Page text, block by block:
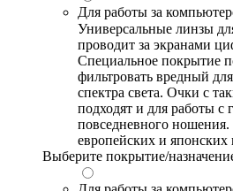
Для работы за
Универсальные линзы
проводит за экранами
Специальное покрытие
фильтровать вредный
спектра света. Очки с
подходят и для работы с
повседневного
европейских и японских
Выберите покрытие/